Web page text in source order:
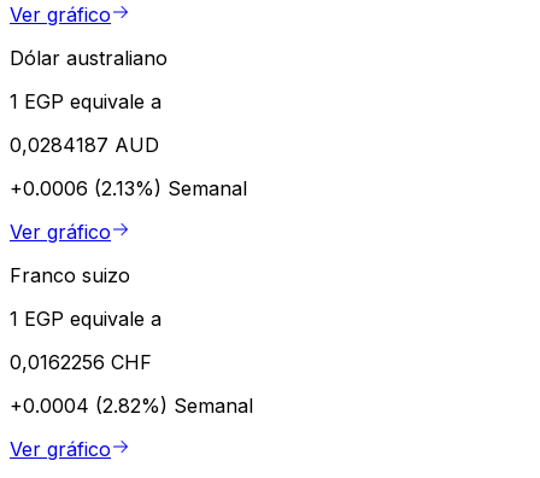
Ver gráfico
Dólar australiano
1 EGP equivale a
0,0284187 AUD
+0.0006 (2.13%) Semanal
Ver gráfico
Franco suizo
1 EGP equivale a
0,0162256 CHF
+0.0004 (2.82%) Semanal
Ver gráfico